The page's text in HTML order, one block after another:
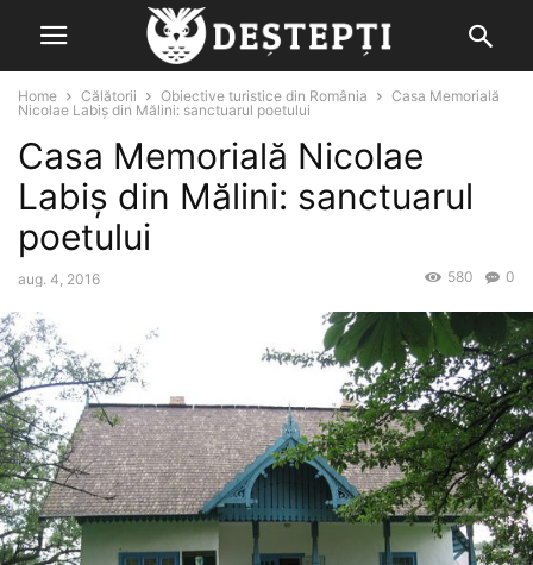
Home Călătorii Obiective turistice din România
Casa Memorială
Nicolae Labiș din Mălini: sanctuarul poetului
Casa Memorială Nicolae
Labiș din Mălini: sanctuarul
poetului
aug. 4, 2016 0
580